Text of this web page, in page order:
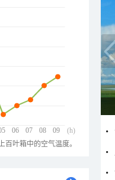
06 07 08 09
(h)
叶箱中的空气温度。